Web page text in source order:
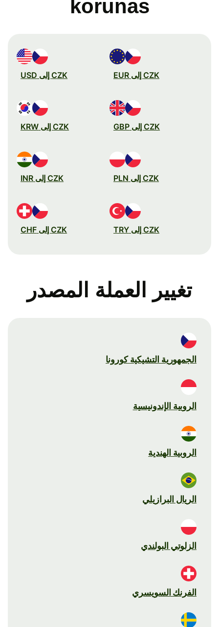
korunas
CZK إلى EUR CZK إلى USD
CZK إلى GBP CZK إلى KRW
CZK إلى PLN CZK إلى INR
CZK إلى TRY CZK إلى CHF
تغيير العملة المصدر
الجمهورية التشيكية كورونا
الروبية الإندونيسية
الروبية الهندية
الريال البرازيلي
الزلوتي البولندي
الفرنك السويسري